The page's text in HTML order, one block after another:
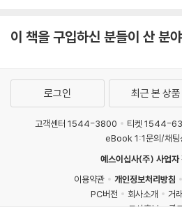
이 책을 구입하신 분들이 산 분
로그인 최근 본 상품
고객센터 1544-3800 티켓 1544-
eBook 1:1문의/채팅
예스이십사(주) 사업자
이용약관
개인정보처리방침
PC버전
회사소개
거
도서홍보
광